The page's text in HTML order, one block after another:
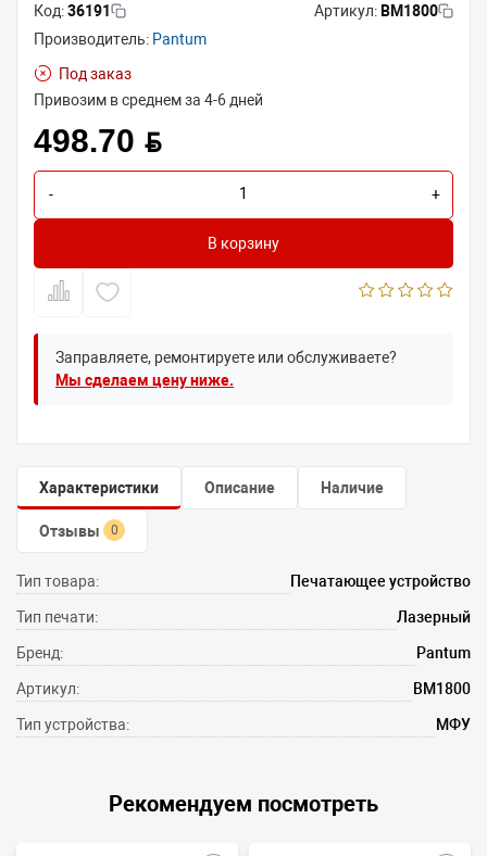
Код:36191 Артикул:BM1800
Производитель: Pantum
Под заказ
Привозим в среднем за 4-6 дней
498.70 BYN
- +
В корзину
Заправляете, ремонтируете или обслуживаете?
Мы сделаем цену ниже.
Характеристики Описание Наличие
Отзывы 0
Тип товара: Печатающее устройство
Тип печати: Лазерный
Бренд: Pantum
Артикул: BM1800
Тип устройства: МФУ
Рекомендуем посмотреть